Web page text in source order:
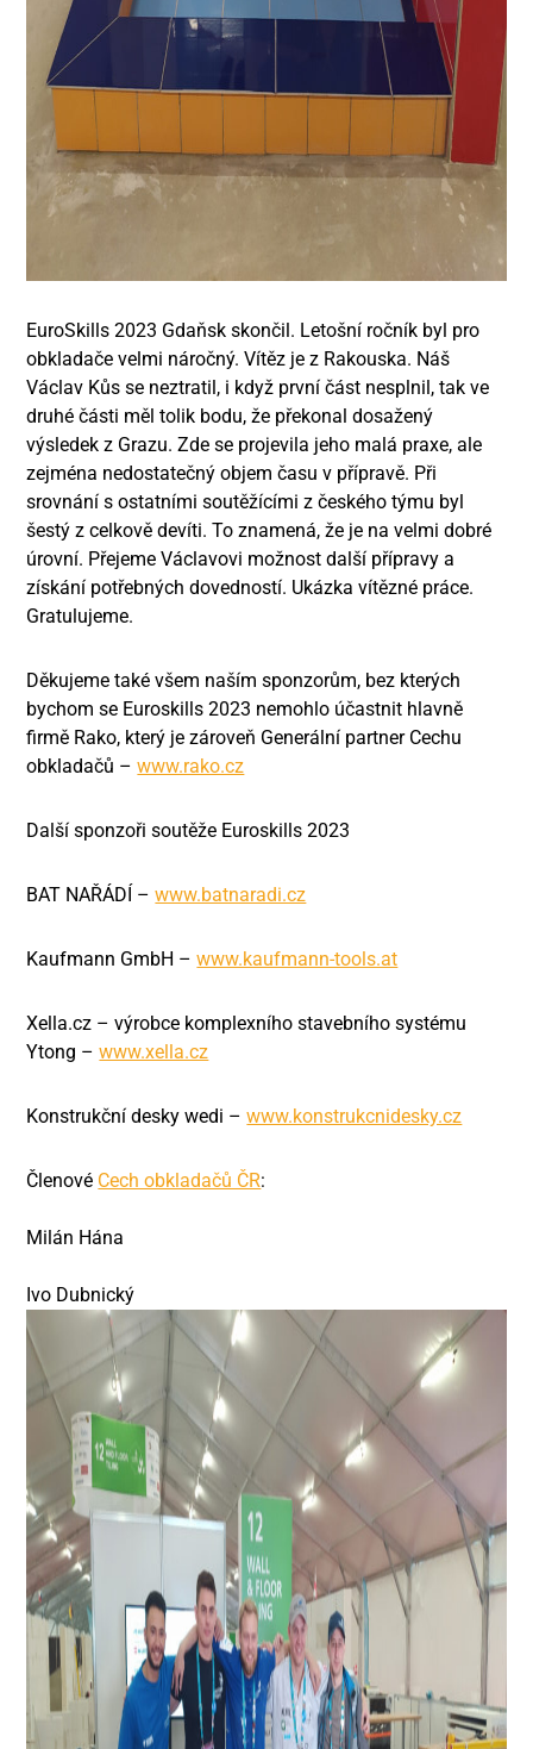
EuroSkills 2023 Gdaňsk skončil. Letošní ročník byl pro
obkladače velmi náročný. Vítěz je z Rakouska. Náš
Václav Kůs se neztratil, i když první část nesplnil, tak ve
druhé části měl tolik bodu, že překonal dosažený
výsledek z Grazu. Zde se projevila jeho malá praxe, ale
zejména nedostatečný objem času v přípravě. Při
srovnání s ostatními soutěžícími z českého týmu byl
šestý z celkově devíti. To znamená, že je na velmi dobré
úrovní. Přejeme Václavovi možnost další přípravy a
získání potřebných dovedností. Ukázka vítězné práce.
Gratulujeme.
Děkujeme také všem naším sponzorům, bez kterých
bychom se Euroskills 2023 nemohlo účastnit hlavně
firmě Rako, který je zároveň Generální partner Cechu
obkladačů –www.rako.cz
Další sponzoři soutěže Euroskills 2023
BAT NAŘÁDÍ –www.batnaradi.cz
Kaufmann GmbH –www.kaufmann-tools.at
Xella.cz – výrobce komplexního stavebního systému
Ytong –www.xella.cz
Konstrukční desky wedi –www.konstrukcnidesky.cz
Členové Cech obkladačů ČR:
Milán Hána
Ivo Dubnický